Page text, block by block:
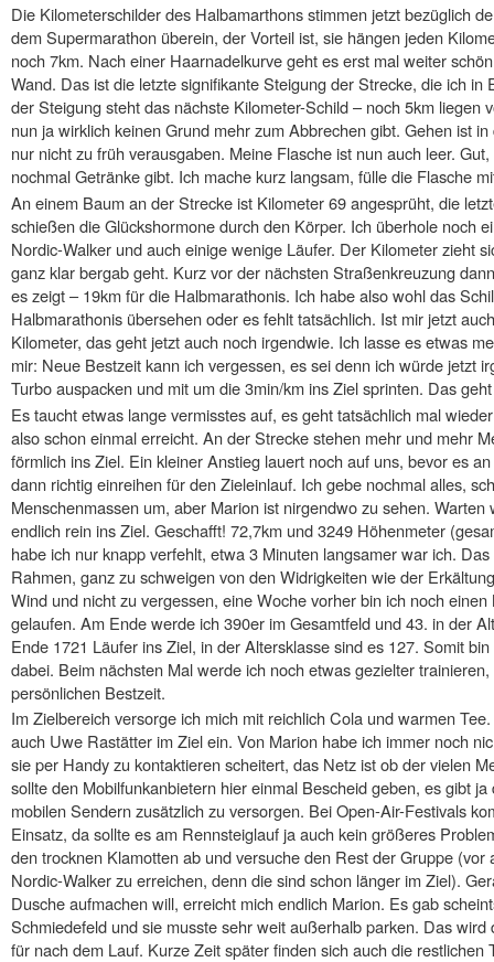
Die Kilometerschilder des Halbamarthons stimmen jetzt bezüglich
dem Supermarathon überein, der Vorteil ist, sie hängen jeden
noch 7km. Nach einer Haarnadelkurve geht es erst mal weiter
Wand. Das ist die letzte signifikante Steigung der Strecke, die ich
der Steigung steht das nächste Kilometer-Schild – noch 5km liegen
nun ja wirklich keinen Grund mehr zum Abbrechen gibt. Gehen ist
nur nicht zu früh verausgaben. Meine Flasche ist nun auch leer.
nochmal Getränke gibt. Ich mache kurz langsam, fülle die Flasche
An einem Baum an der Strecke ist Kilometer 69 angesprüht, die
schießen die Glückshormone durch den Körper. Ich überhole noch
Nordic-Walker und auch einige wenige Läufer. Der Kilometer zieht
ganz klar bergab geht. Kurz vor der nächsten Straßenkreuzung
es zeigt – 19km für die Halbmarathonis. Ich habe also wohl das
Halbmarathonis übersehen oder es fehlt tatsächlich. Ist mir jetzt
Kilometer, das geht jetzt auch noch irgendwie. Ich lasse es etwas
mir: Neue Bestzeit kann ich vergessen, es sei denn ich würde jetzt
Turbo auspacken und mit um die 3min/km ins Ziel sprinten. Das
Es taucht etwas lange vermisstes auf, es geht tatsächlich mal
also schon einmal erreicht. An der Strecke stehen mehr und mehr
förmlich ins Ziel. Ein kleiner Anstieg lauert noch auf uns, bevor es
dann richtig einreihen für den Zieleinlauf. Ich gebe nochmal alles,
Menschenmassen um, aber Marion ist nirgendwo zu sehen.
endlich rein ins Ziel. Geschafft! 72,7km und 3249 Höhenmeter
habe ich nur knapp verfehlt, etwa 3 Minuten langsamer war ich.
Rahmen, ganz zu schweigen von den Widrigkeiten wie der
Wind und nicht zu vergessen, eine Woche vorher bin ich noch
gelaufen. Am Ende werde ich 390er im Gesamtfeld und 43. in der
Ende 1721 Läufer ins Ziel, in der Altersklasse sind es 127. Somit
dabei. Beim nächsten Mal werde ich noch etwas gezielter
persönlichen Bestzeit.
Im Zielbereich versorge ich mich mit reichlich Cola und warmen
auch Uwe Rastätter im Ziel ein. Von Marion habe ich immer noch
sie per Handy zu kontaktieren scheitert, das Netz ist ob der vielen
sollte den Mobilfunkanbietern hier einmal Bescheid geben, es gibt
mobilen Sendern zusätzlich zu versorgen. Bei Open-Air-Festivals
Einsatz, da sollte es am Rennsteiglauf ja auch kein größeres
den trocknen Klamotten ab und versuche den Rest der Gruppe
Nordic-Walker zu erreichen, denn die sind schon länger im Ziel).
Dusche aufmachen will, erreicht mich endlich Marion. Es gab
Schmiedefeld und sie musste sehr weit außerhalb parken. Das
für nach dem Lauf. Kurze Zeit später finden sich auch die restlichen